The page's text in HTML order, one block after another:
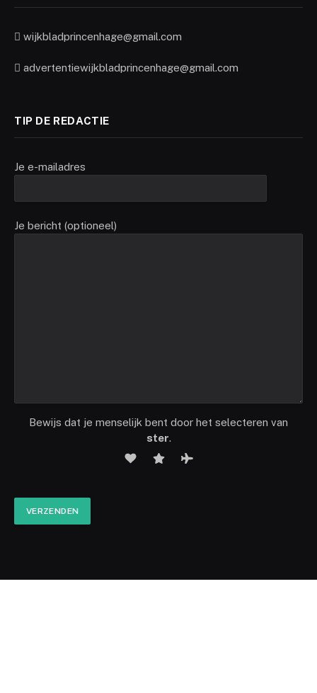
wijkbladprincenhage@gmail.com
advertentiewijkbladprincenhage@gmail.com
TIP DE REDACTIE
Je e-mailadres
Je bericht (optioneel)
Bewijs dat je menselijk bent door het selecteren van
ster.